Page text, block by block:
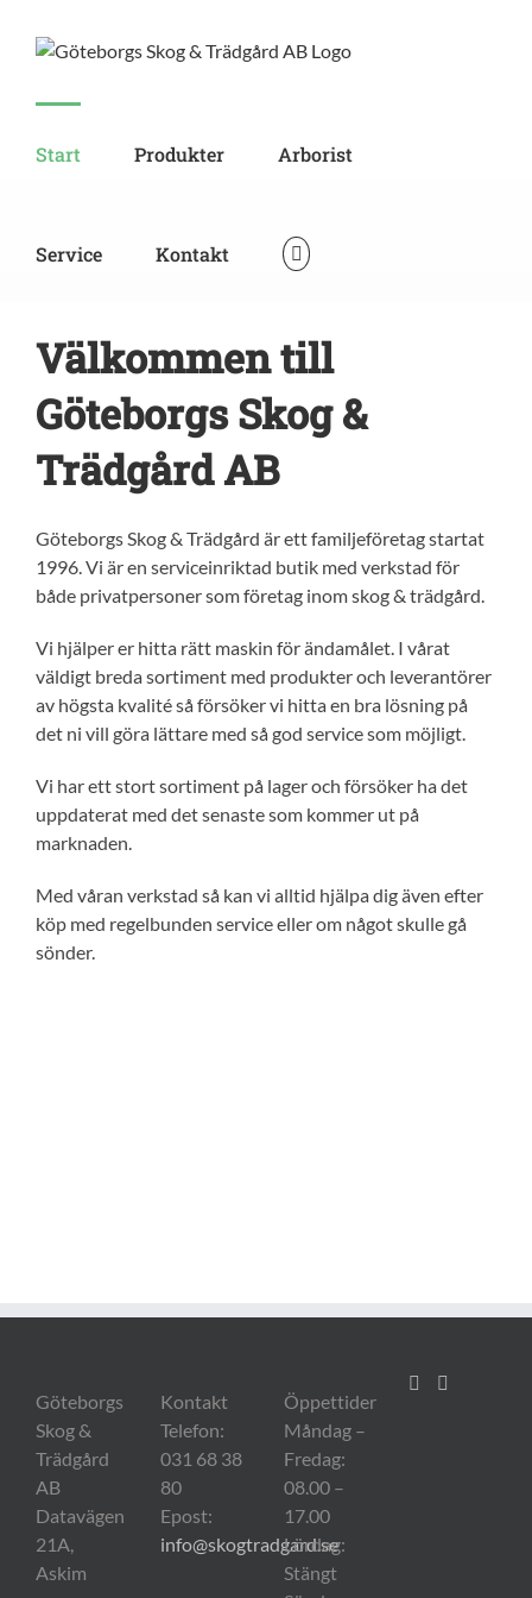
Start Produkter Arborist
Service Kontakt
Välkommen till
Göteborgs Skog &
Trädgård AB
Göteborgs Skog & Trädgård är ett familjeföretag startat
1996. Vi är en serviceinriktad butik med verkstad för
både privatpersoner som företag inom skog & trädgård.
Vi hjälper er hitta rätt maskin för ändamålet. I vårat
väldigt breda sortiment med produkter och leverantörer
av högsta kvalité så försöker vi hitta en bra lösning på
det ni vill göra lättare med så god service som möjligt.
Vi har ett stort sortiment på lager och försöker ha det
uppdaterat med det senaste som kommer ut på
marknaden.
Med våran verkstad så kan vi alltid hjälpa dig även efter
köp med regelbunden service eller om något skulle gå
sönder.
Göteborgs
Skog &
Trädgård
AB
Datavägen
21A,
Askim
Kontakt
Telefon:
031 68 38
80
Epost:
info@skogtradgard.se
Öppettider
Måndag –
Fredag:
08.00 –
17.00
Lördag:
Stängt